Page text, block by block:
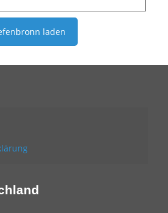
laden